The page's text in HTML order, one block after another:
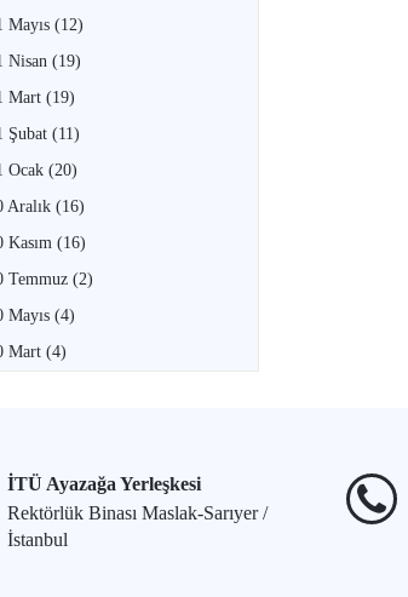
Mayıs (12)
Nisan (19)
Mart (19)
Şubat (11)
Ocak (20)
Aralık (16)
Kasım (16)
Temmuz (2)
Mayıs (4)
Mart (4)
İTÜ Ayazağa Yerleşkesi
Rektörlük Binası Maslak-Sarıyer /
İstanbul